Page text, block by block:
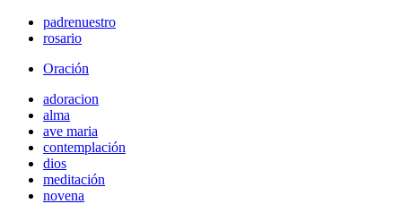
padrenuestro
rosario
Oración
adoracion
alma
ave maria
contemplación
dios
meditación
novena